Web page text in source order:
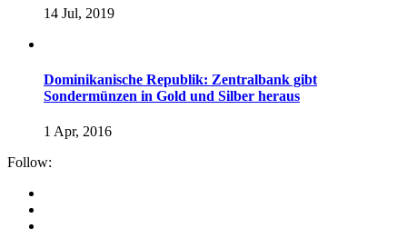
14 Jul, 2019
Dominikanische Republik: Zentralbank gibt
Sondermünzen in Gold und Silber heraus
1 Apr, 2016
Follow: